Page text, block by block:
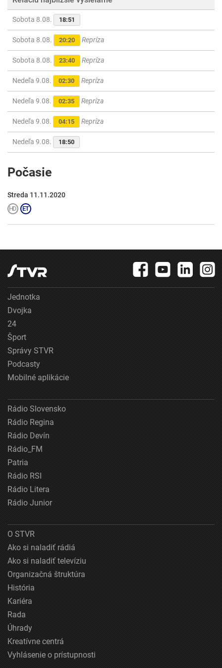
Sobota 8.08. 18:51
Sobota 8.08. 20:20 Repríza
Sobota 8.08. 23:40 Repríza
Nedeľa 9.08. 02:30 Repríza
Nedeľa 9.08. 02:35 Repríza
Nedeľa 9.08. 04:15 Repríza
Nedeľa 9.08. 18:50
Počasie
Streda 11.11.2020
Jednotka
Dvojka
24
Šport
Správy STVR
Podcasty
Mobilné aplikácie
Rádio Slovensko
Rádio Regina
Rádio Devín
Rádio_FM
Patria
Rádio RSI
Rádio Litera
Rádio Junior
O STVR
Ako si naladiť rádiá
Ako si naladiť televíziu
Organizačná štruktúra
História
Kariéra
Rada
Úhrady
Kreatívne centrá
Vyhlásenie o prístupnosti